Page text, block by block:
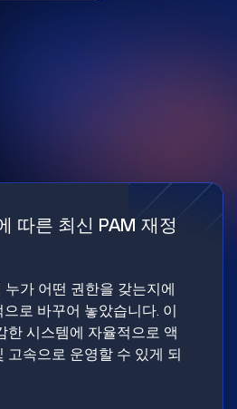
따른 최신 PAM 재정
누가 어떤 권한을 갖는지에
로 바꾸어 놓았습니다. 이
한 시스템에 자율적으로 액
고속으로 운영할 수 있게 되